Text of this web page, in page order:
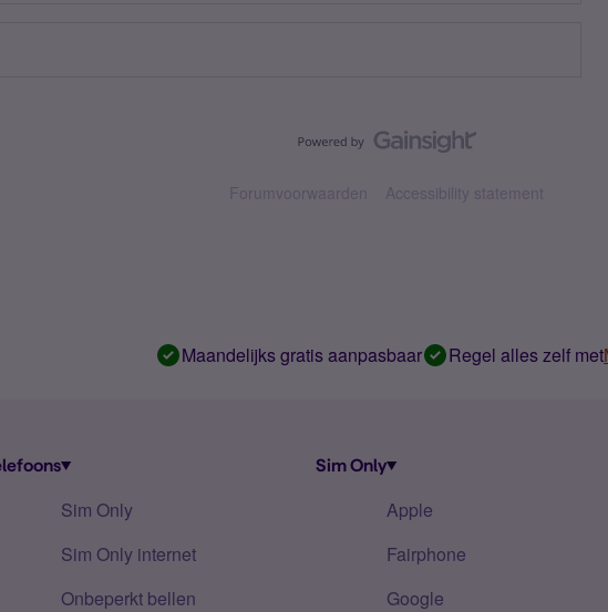
Forumvoorwaarden Accessibility statement
Maandelijks gratis aanpasbaar Regel alles zelf met
Sim Only
Sim Only
Sim Only internet
Onbeperkt bellen
Apple
Fairphone
Google